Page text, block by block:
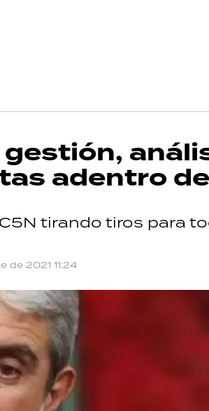
adentro
tirando tiros para
de 2021 11:24